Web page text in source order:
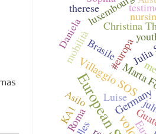
Germany
Marta
Villaggio SOS
#europa
Brasile
Christina
Luise
luxembourg
mobilità
Roma
therese
Asilo
Daniela
KA1